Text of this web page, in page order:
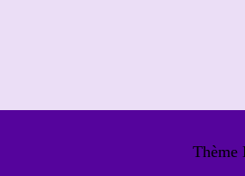
Thème